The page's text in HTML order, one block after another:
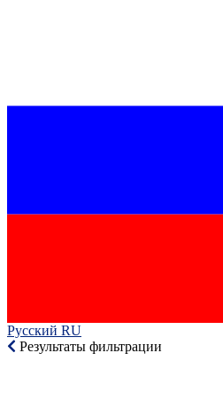
Русский RU‎
Результаты фильтрации